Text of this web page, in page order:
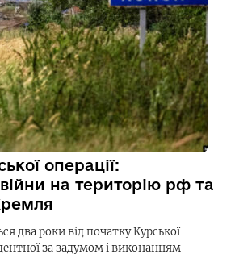
операції:
на територію рф та
два роки від початку Курської
за задумом і виконанням